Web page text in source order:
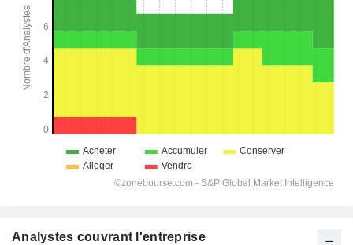
Analystes couvrant l'entreprise